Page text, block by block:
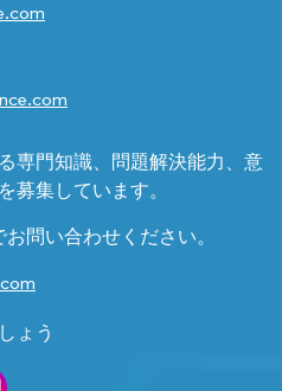
専門知識、問題解決能力、意
募集しています。
問い合わせください。
ょう